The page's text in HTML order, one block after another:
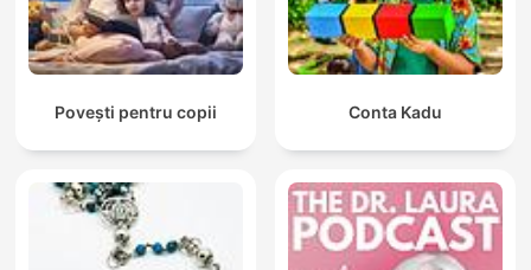
Povești pentru copii Conta Kadu